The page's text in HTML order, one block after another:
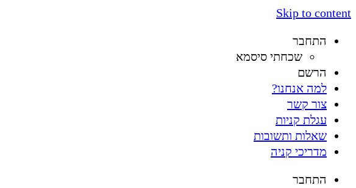
Skip to content
התחבר
שכחתי סיסמא
הרשם
למה אנחנו?
צור קשר
עגלת קניות
שאלות ותשובות
מדריכי קניה
התחבר